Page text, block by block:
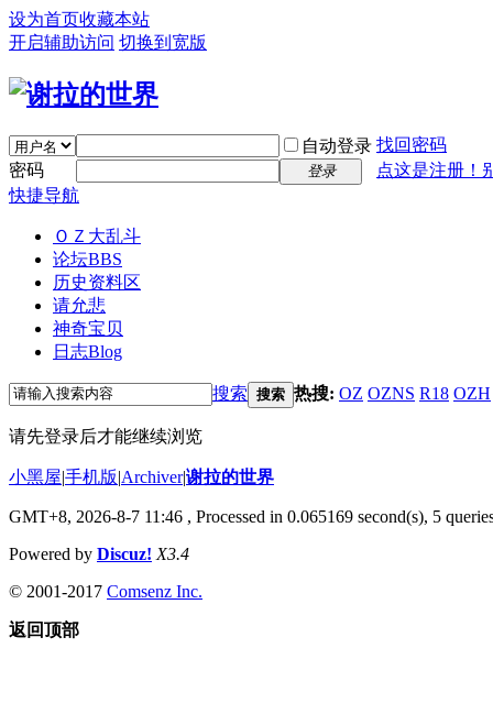
设为首页收藏本站
开启辅助访问 切换到宽版
自动登录 找回密码
密码
登录
点这是注册！
快捷导航
ＯＺ大乱斗
论坛BBS
历史资料区
请允悲
神奇宝贝
日志Blog
搜索 搜索 热搜: OZ OZNS R18 OZH
请先登录后才能继续浏览
小黑屋|手机版|Archiver|谢拉的世界
GMT+8, 2026-8-7 11:46 , Processed in 0.065169 second(s), 5
Powered by Discuz! X3.4
© 2001-2017 Comsenz Inc.
返回顶部